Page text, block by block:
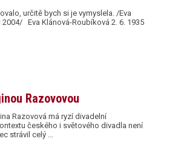
určitě bych si je vymyslela. /Eva
Eva Klánová-Roubíková 2. 6. 1935
Razovovou
Razovová má ryzí divadelní
českého i světového divadla není
strávil celý …